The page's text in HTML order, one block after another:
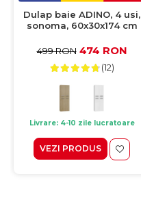
Dulap baie ADINO, 4 usi,
sonoma, 60x30x174 cm
499 RON 474 RON
(12)
Livrare: 4-10 zile lucratoare
VEZI PRODUS